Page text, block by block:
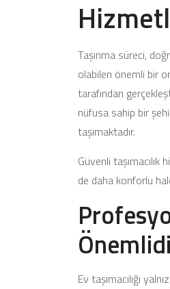
Taşınma süreci,
olabilen önemli bir
tarafından
nüfusa sahip bir
taşımaktadır.
Güvenli
de daha konforlu
Ev taşımacılığı